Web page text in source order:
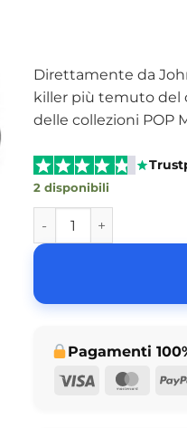
Direttamente da
killer più temuto del
delle collezioni POP
2 disponibili
Funko Pop John Wick
Pagamenti
Visa